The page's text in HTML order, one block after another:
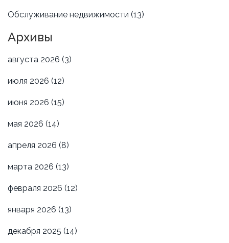
Обслуживание недвижимости (13)
Архивы
августа 2026 (3)
июля 2026 (12)
июня 2026 (15)
мая 2026 (14)
апреля 2026 (8)
марта 2026 (13)
февраля 2026 (12)
января 2026 (13)
декабря 2025 (14)